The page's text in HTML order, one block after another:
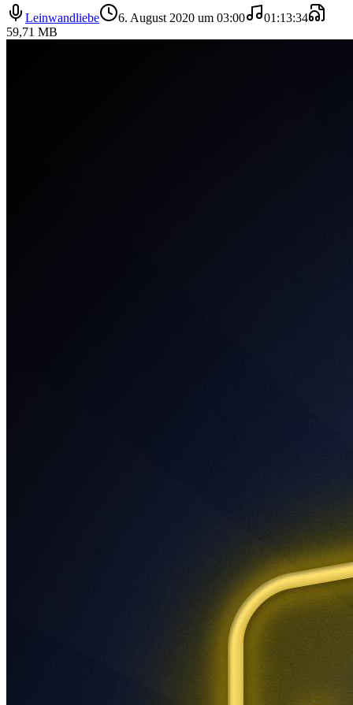
Leinwandliebe 6. August 2020 um 03:00
01:13:34
59,71 MB